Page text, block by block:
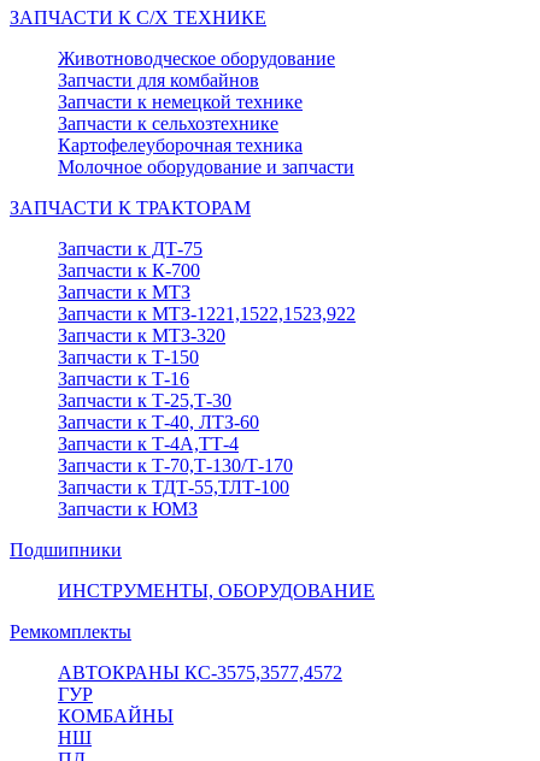
ЗАПЧАСТИ К С/Х ТЕХНИКЕ
Животноводческое оборудование
Запчасти для комбайнов
Запчасти к немецкой технике
Запчасти к сельхозтехнике
Картофелеуборочная техника
Молочное оборудование и запчасти
ЗАПЧАСТИ К ТРАКТОРАМ
Запчасти к ДТ-75
Запчасти к К-700
Запчасти к МТЗ
Запчасти к МТЗ-1221,1522,1523,922
Запчасти к МТЗ-320
Запчасти к Т-150
Запчасти к Т-16
Запчасти к Т-25,Т-30
Запчасти к Т-40, ЛТЗ-60
Запчасти к Т-4А,ТТ-4
Запчасти к Т-70,Т-130/Т-170
Запчасти к ТДТ-55,ТЛТ-100
Запчасти к ЮМЗ
Подшипники
ИНСТРУМЕНТЫ, ОБОРУДОВАНИЕ
Ремкомплекты
АВТОКРАНЫ КС-3575,3577,4572
ГУР
КОМБАЙНЫ
НШ